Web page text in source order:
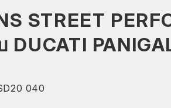
RECALLS
STREET
DUCATI
040